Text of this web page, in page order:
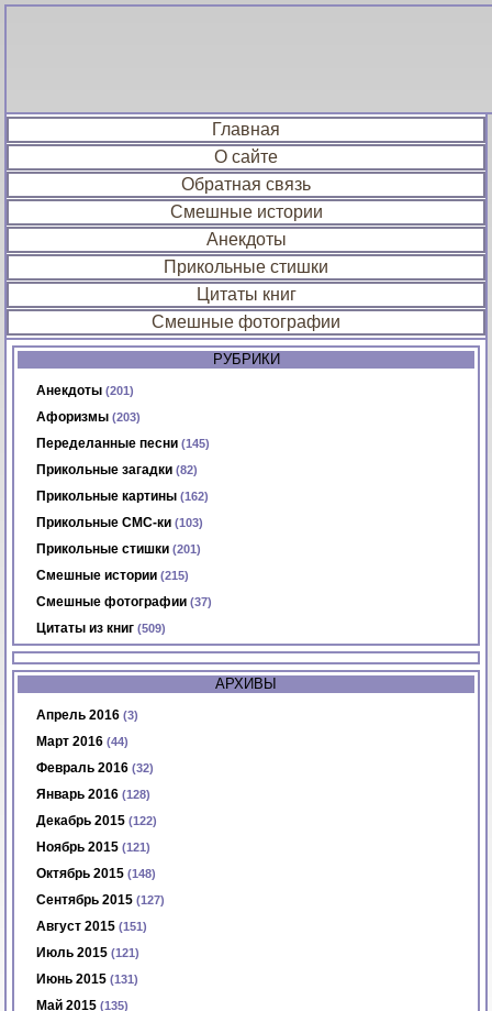
Главная
О сайте
Обратная связь
Смешные истории
Анекдоты
Прикольные стишки
Цитаты книг
Смешные фотографии
РУБРИКИ
Анекдоты (201)
Афоризмы (203)
Переделанные песни (145)
Прикольные загадки (82)
Прикольные картины (162)
Прикольные СМС-ки (103)
Прикольные стишки (201)
Смешные истории (215)
Смешные фотографии (37)
Цитаты из книг (509)
АРХИВЫ
Апрель 2016 (3)
Март 2016 (44)
Февраль 2016 (32)
Январь 2016 (128)
Декабрь 2015 (122)
Ноябрь 2015 (121)
Октябрь 2015 (148)
Сентябрь 2015 (127)
Август 2015 (151)
Июль 2015 (121)
Июнь 2015 (131)
Май 2015 (135)